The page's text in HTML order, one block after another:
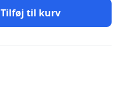
Tilføj til kurv